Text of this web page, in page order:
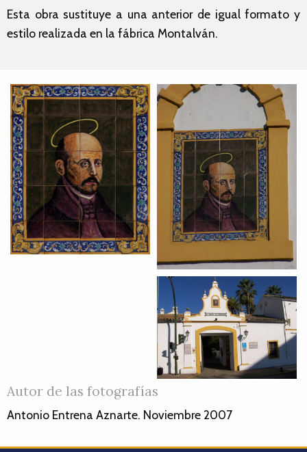
Esta obra sustituye a una anterior de igual formato y
estilo realizada en la fábrica Montalván.
Autor de las fotografías
Antonio Entrena Aznarte. Noviembre 2007